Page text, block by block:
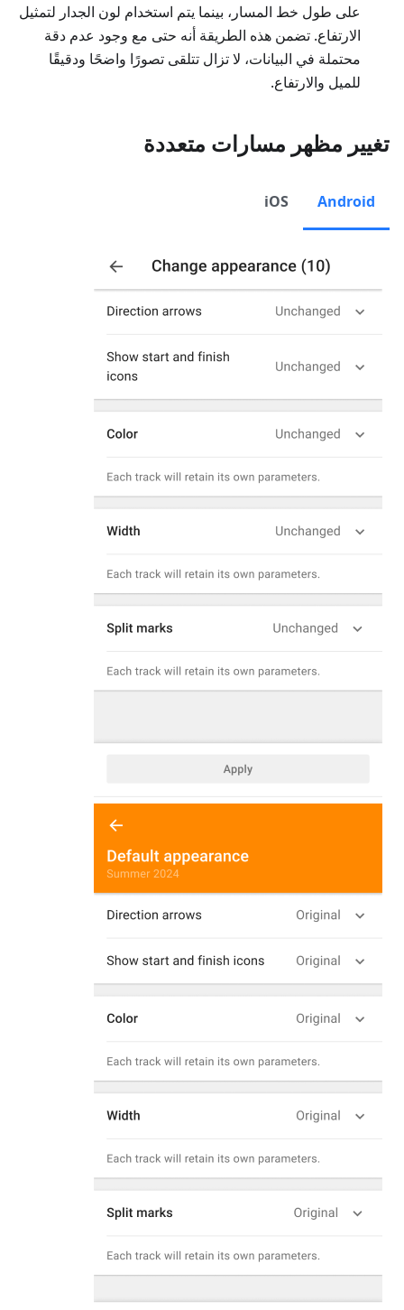
على طول خط المسار، بينما يتم استخدام لون الجدار لتمثيل
الارتفاع. تضمن هذه الطريقة أنه حتى مع وجود عدم دقة
محتملة في البيانات، لا تزال تتلقى تصورًا واضحًا ودقيقًا
للميل والارتفاع.
تغيير مظهر مسارات متعددة
Android
iOS